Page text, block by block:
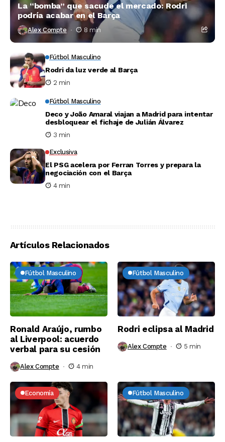
La “bomba” que sacude el mercado: Rodri
podría acabar en el Barça
Alex Compte 8 min
Fútbol Masculino
Rodri da luz verde al Barça
2 min
Fútbol Masculino
Deco y João Amaral viajan a Madrid para intentar
desbloquear el fichaje de Julián Álvarez
3 min
Exclusiva
El PSG acelera por Ferran Torres y prepara la
negociación con el Barça
4 min
Artículos Relacionados
Fútbol Masculino
Ronald Araújo, rumbo
al Liverpool: acuerdo
verbal para su cesión
Alex Compte 4 min
Fútbol Masculino
Rodri eclipsa al Madrid
Alex Compte 5 min
Economía Fútbol Masculino